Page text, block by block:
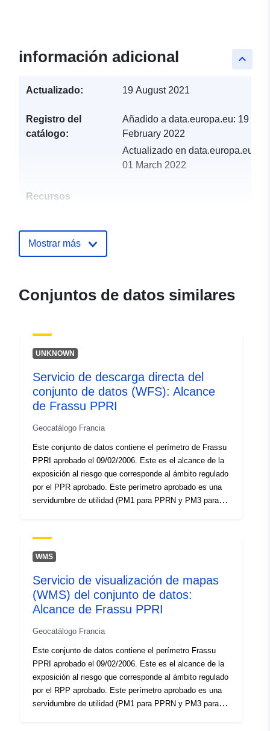
keyboard_arrow_up
información adicional
Actualizado: 19 August 2021
Registro del
catálogo:
Añadido a data.europa.eu: 19
February 2022
Actualizado en data.europa.eu:
01 March 2022
Recursos
Identificadores:
61d4d0d9-0b77-4d24-a7cf-
49e5-871c-78ff6f29684c
Tipo:
Recurso:
Mostrar más
Conjuntos de datos similares
UNKNOWN
Servicio de descarga directa del
conjunto de datos (WFS): Alcance
de Frassu PPRI
Geocatálogo Francia
Este conjunto de datos contiene el perímetro de Frassu
PPRI aprobado el 09/02/2006. Este es el alcance de la
exposición al riesgo que corresponde al ámbito regulado
por el PPR aprobado. Este perímetro aprobado es una
servidumbre de utilidad (PM1 para PPRN y PM3 para
WMS
Servicio de visualización de mapas
(WMS) del conjunto de datos:
Alcance de Frassu PPRI
Geocatálogo Francia
Este conjunto de datos contiene el perímetro Frassu
PPRI aprobado el 09/02/2006. Este es el alcance de la
exposición al riesgo que corresponde al ámbito regulado
por el RPP aprobado. Este perímetro aprobado es una
servidumbre de utilidad (PM1 para PPRN y PM3 para